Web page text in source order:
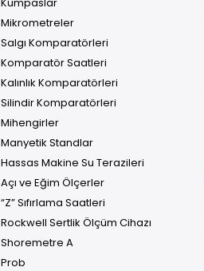
Mikrometreler
Salgı Komparatörleri
Komparatör Saatleri
Kalınlık Komparatörleri
Silindir Komparatörleri
Mihengirler
Manyetik Standlar
Hassas Makine Su Terazileri
Açı ve Eğim Ölçerler
“Z” Sıfırlama Saatleri
Rockwell Sertlik Ölçüm Cihazı
Shoremetre A
Prob